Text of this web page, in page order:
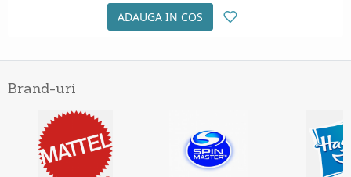
ADAUGA IN COS
Brand-uri